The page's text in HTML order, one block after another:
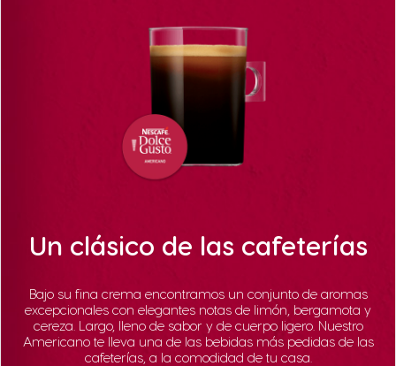
Un clásico de las cafeterías
Bajo su fina crema encontramos un conjunto de aromas
excepcionales con elegantes notas de limón, bergamota y
cereza. Largo, lleno de sabor y de cuerpo ligero. Nuestro
Americano te lleva una de las bebidas más pedidas de las
cafeterías, a la comodidad de tu casa.